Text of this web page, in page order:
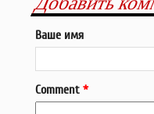
Ваше имя
Comment *